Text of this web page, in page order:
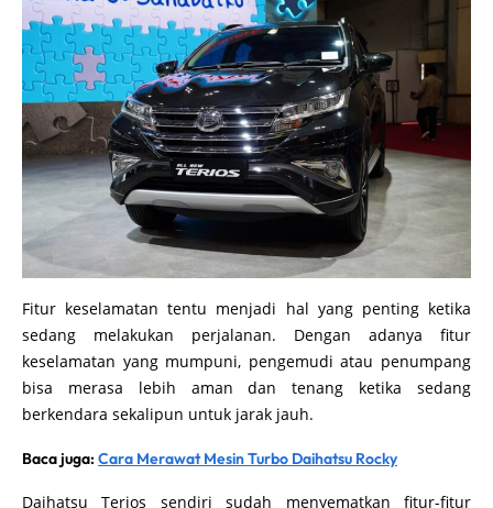
Fitur keselamatan tentu menjadi hal yang penting ketika
sedang melakukan perjalanan. Dengan adanya fitur
keselamatan yang mumpuni, pengemudi atau penumpang
bisa merasa lebih aman dan tenang ketika sedang
berkendara sekalipun untuk jarak jauh.
Baca juga: Cara Merawat Mesin Turbo Daihatsu Rocky
Daihatsu Terios sendiri sudah menyematkan fitur-fitur